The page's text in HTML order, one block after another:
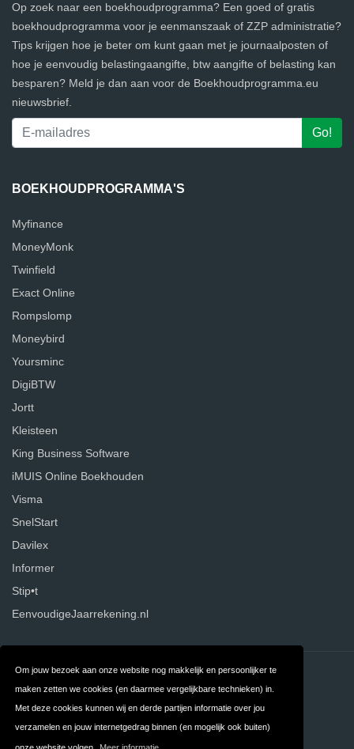
Om jouw bezoek aan onze website nog makkelijk en persoonlijker te
maken zetten we cookies (en daarmee vergelijkbare technieken) in.
Met deze cookies kunnen wij en derde partijen informatie over jou
verzamelen en jouw internetgedrag binnen (en mogelijk ook buiten)
Op zoek naar een boekhoudprogramma? Een goed of gratis
boekhoudprogramma voor je eenmanszaak of ZZP administratie?
Tips krijgen hoe je beter om kunt gaan met je journaalposten of
hoe je eenvoudig belastingaangifte, btw aangifte of belasting kan
besparen? Meld je dan aan voor de Boekhoudprogramma.eu
nieuwsbrief.
BOEKHOUDPROGRAMMA'S
Myfinance
MoneyMonk
Twinfield
Exact Online
Rompslomp
Moneybird
Yoursminc
DigiBTW
Jortt
Kleisteen
King Business Software
iMUIS Online Boekhouden
Visma
SnelStart
Davilex
Informer
Stip•t
EenvoudigeJaarrekening.nl
Contact Over ons
Privacy Algemene
Voorwaarden